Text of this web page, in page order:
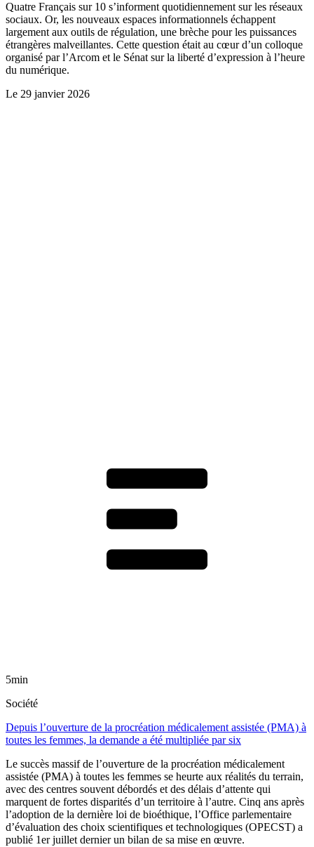
Quatre Français sur 10 s’informent quotidiennement sur les réseaux
sociaux. Or, les nouveaux espaces informationnels échappent
largement aux outils de régulation, une brèche pour les puissances
étrangères malveillantes. Cette question était au cœur d’un colloque
organisé par l’Arcom et le Sénat sur la liberté d’expression à l’heure
du numérique.
Le 29 janvier 2026
5min
Société
Depuis l’ouverture de la procréation médicalement assistée (PMA) à
toutes les femmes, la demande a été multipliée par six
Le succès massif de l’ouverture de la procréation médicalement
assistée (PMA) à toutes les femmes se heurte aux réalités du terrain,
avec des centres souvent débordés et des délais d’attente qui
marquent de fortes disparités d’un territoire à l’autre. Cinq ans après
l’adoption de la dernière loi de bioéthique, l’Office parlementaire
d’évaluation des choix scientifiques et technologiques (OPECST) a
publié 1er juillet dernier un bilan de sa mise en œuvre.